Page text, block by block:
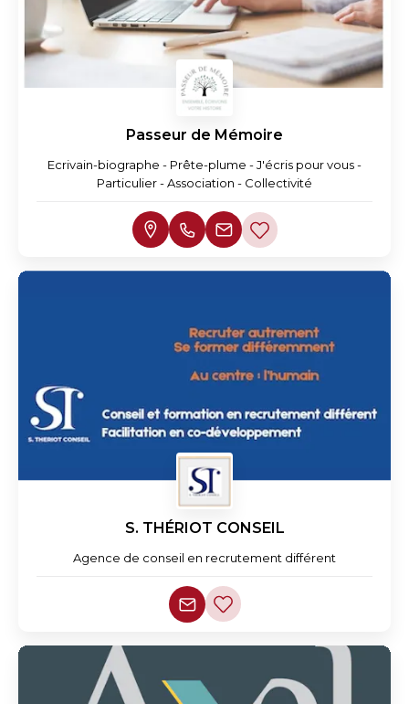
Passeur de Mémoire
Ecrivain-biographe - Prête-plume - J'écris pour vous -
Particulier - Association - Collectivité
S. THÉRIOT CONSEIL
Agence de conseil en recrutement différent